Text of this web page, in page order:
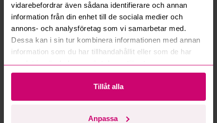
vidarebefordrar även sådana identifierare och annan
information från din enhet till de sociala medier och
annons- och analysföretag som vi samarbetar med.
Dessa kan i sin tur kombinera informationen med annan
information som du har tillhandahållit eller som de har
samlat in när du har använt deras tjänster.
Tillåt alla
Anpassa
Kan ni frakta mina vunna objekt?
Läs fler frågor och svar
Mer från samma kategori